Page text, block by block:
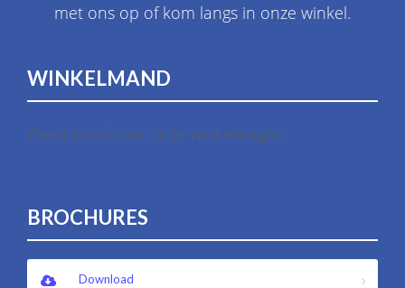
met ons op of kom langs in onze winkel.
WINKELMAND
Geen producten in je winkelwagen.
BROCHURES
Download